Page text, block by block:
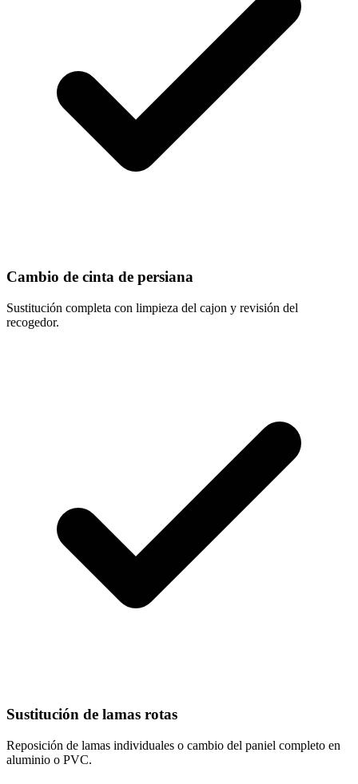
Cambio de cinta de persiana
Sustitución completa con limpieza del cajon y revisión del
recogedor.
Sustitución de lamas rotas
Reposición de lamas individuales o cambio del paniel completo en
aluminio o PVC.